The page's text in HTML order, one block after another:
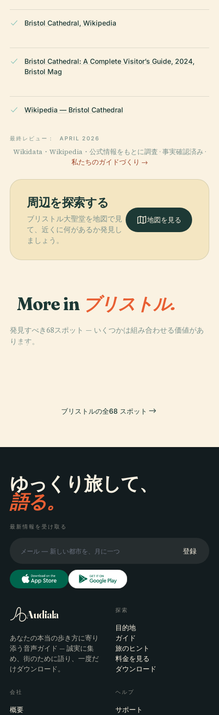
Bristol Cathedral, Wikipedia
Bristol Cathedral: A Complete Visitor’s Guide, 2024,
Bristol Mag
Wikipedia — Bristol Cathedral
最終レビュー： APRIL 2026
Wikidata・Wikipedia・公式情報をもとに調査 · 事実確認済み ·
私たちのガイドづくり →
周辺を探索する
ブリストル大聖堂を地図で見
て、近くに何があるか発見し
ましょう。
地図を見る
More in ブリストル.
発見すべき68スポット — いくつかは組み合わせる価値があ
ります。
PLACE
PLACE
PLACE
ブリストルの全68 スポット
ゆっくり旅して、
語る。
最新情報を受け取る
登録
Audiala
あなたの本当の歩き方に寄り
添う音声ガイド — 誠実に集
め、街のために語り、一度だ
けダウンロード。
探索
目的地
ガイド
旅のヒント
料金を見る
ダウンロード
会社
概要
ヘルプ
サポート